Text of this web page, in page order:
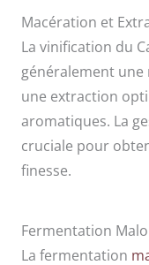
Macération et
La vinification du
généralement
une extraction
aromatiques. La
cruciale pour
finesse.
Fermentation
La fermentation